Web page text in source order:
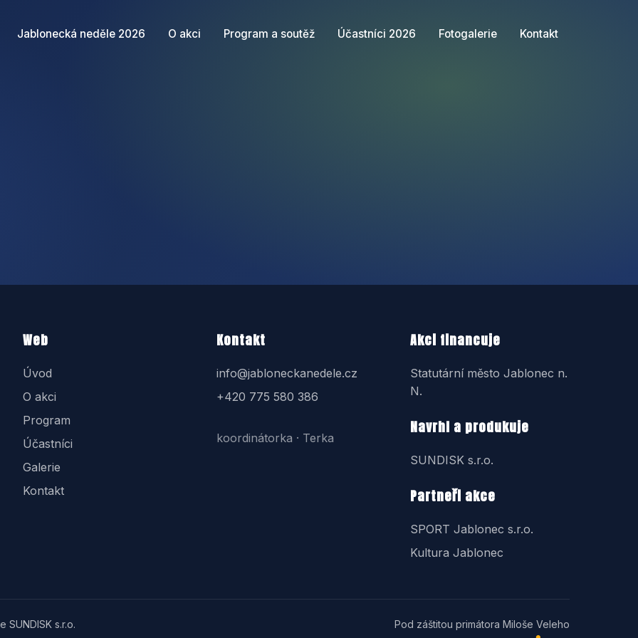
Jablonecká neděle 2026 O akci Program a soutěž Účastníci 2026 Fotogalerie Kontakt
Web
Úvod
O akci
Program
Účastníci
Galerie
Kontakt
Kontakt
info@jabloneckanedele.cz
+420 775 580 386
koordinátorka · Terka
Akci financuje
Statutární město Jablonec n.
N.
Navrhl a produkuje
SUNDISK s.r.o.
Partneři akce
SPORT Jablonec s.r.o.
Kultura Jablonec
s.r.o. Pod záštitou primátora Miloše Veleho